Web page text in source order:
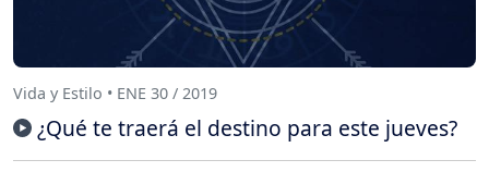
Vida y Estilo • ENE 30 / 2019
¿Qué te traerá el destino para este jueves?